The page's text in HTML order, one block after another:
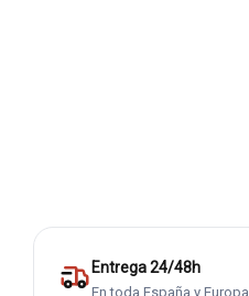
Entrega 24/48h
En toda España y Europa